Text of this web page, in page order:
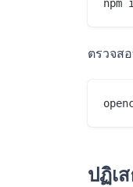
ตรวจส
ปฏิเ